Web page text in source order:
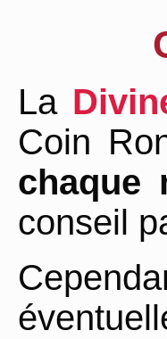
La
Coin
chaque
conseil